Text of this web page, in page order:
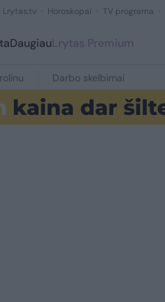
Lrytas.tv Horoskopai TV programa
DaugiauLrytas Premium
Darbo skelbimai